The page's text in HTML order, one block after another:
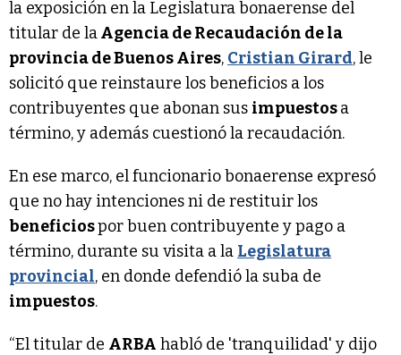
la exposición en la Legislatura bonaerense del
titular de laAgencia de Recaudación de la
provincia de Buenos Aires, Cristian Girard, le
solicitó que reinstaure los beneficios a los
contribuyentes que abonan sus impuestosa
término, y además cuestionó la recaudación.
En ese marco, el funcionario bonaerense expresó
que no hay intenciones ni de restituir los
beneficiospor buen contribuyente y pago a
término, durante su visita a la Legislatura
provincial, en donde defendió la suba de
impuestos.
“El titular de ARBA habló de 'tranquilidad' y dijo